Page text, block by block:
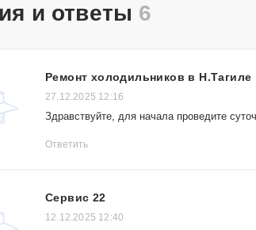
и ответы 6
Ремонт холодильников в Н.Тагиле
27.12.2025 12:16
Здравствуйте, для начала проведите
Ответить
Сервис 22
12.12.2025 12:40